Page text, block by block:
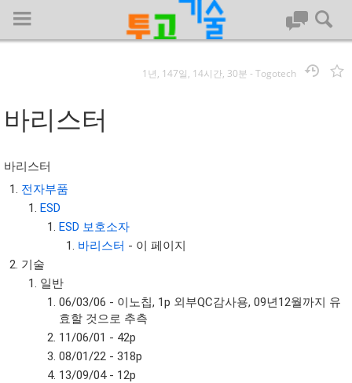
대문
회사명 :
투고기술
| 대표 : 김명기 | 사업자번호 : 142-08-78939
전화 : 031-8065-5299 | 주소 : (16954)) 경기도 용인시 기흥구 흥덕1
로 13, B동(complex동) 1213호(영덕동,흥덕IT밸리)
COPYRIGHT (C) 투고기술 ALL RIGHTS RESEVED
투고기술 위키 저작권
1년, 147일, 14시간, 30분 -Togotech
바리스터
바리스터
전자부품
ESD
ESD 보호소자
바리스터 - 이 페이지
기술
일반
06/03/06 - 이노칩, 1p 외부QC감사용, 09년12월까지 유
효할 것으로 추측
11/06/01 - 42p
08/01/22 - 318p
13/09/04 - 12p